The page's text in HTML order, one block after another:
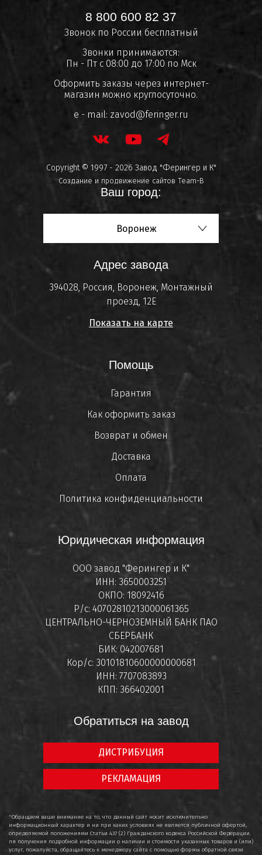
8 800 600 82 37
Звонок по России бесплатный
Звонки принимаются:
Пн - Пт с 08:00 до 17:00 по Мск
Оформить заказы через интернет-
магазин можно круглосуточно.
e - mail: zavod@feringer.ru
Copyright © 1997 - 2026 Завод "Ферингер и К"
Создание и продвижение сайтов Team-B
Ваш город:
Воронеж
Адрес завода
394028, Россия, Воронеж, Монтажный
проезд, 12Е
Показать на карте
Помощь
Гарантия
Как оформить заказ
Возврат и обмен
Доставка
Оплата
Политика конфиденциальности
Юридическая информация
ООО завод "Ферингер и К"
ИНН: 3650003251
ОКПО: 18092416
Р/с: 40702810213000061365
ЦЕНТРАЛЬНО-ЧЕРНОЗЕМНЫЙ БАНК ПАО
СБЕРБАНК
БИК: 042007681
Кор/с: 30101810600000000681
ИНН: 7707083893
КПП: 366402001
Обратиться на завод
ДИСТРИБУЦИЯ
РЕКЛАМАЦИЯ
"Обращаем ваше внимание на то, что данный сайт носит исключительно
информационный характер и ни при каких условиях не является публичной офертой,
определяемой положениями Статьи 437 (2) Гражданского кодекса Российской Федерации.
ля получения подробной информации о наличии и стоимости указанных товаров и (или)
услуг, пожалуйста, обращайтесь к менеджеру сайта с помощью формы обратной связи